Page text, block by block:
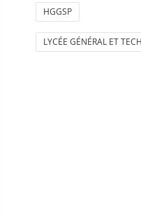
HGGSP
LYCÉE GÉNÉRAL ET